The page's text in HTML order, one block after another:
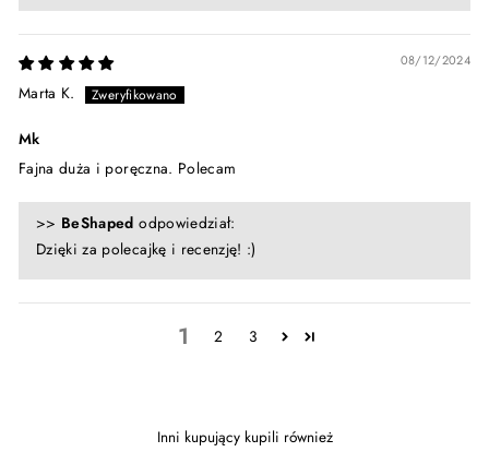
08/12/2024
Marta K.
Mk
Fajna duża i poręczna. Polecam
>> BeShaped odpowiedział:
Dzięki za polecajkę i recenzję! :)
1 2 3
Inni kupujący kupili również